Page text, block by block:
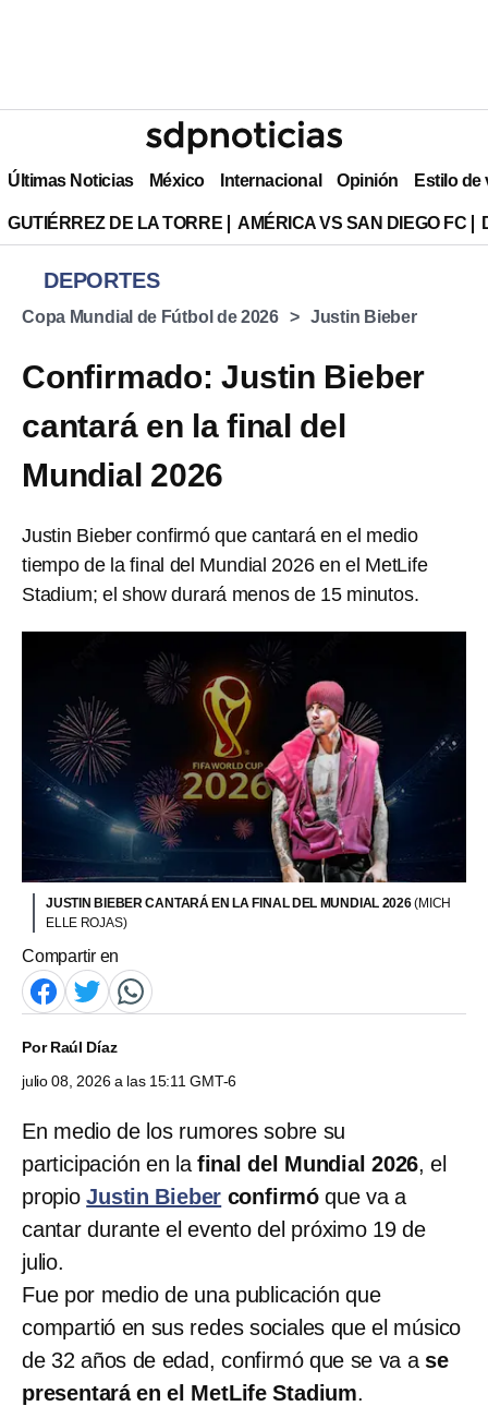
Últimas Noticias México Internacional Opinión Estilo de
GUTIÉRREZ DE LA TORRE AMÉRICA VS SAN DIEGO FC
DEPORTES
Copa Mundial de Fútbol de 2026 Justin Bieber
Confirmado: Justin Bieber
cantará en la final del
Mundial 2026
Justin Bieber confirmó que cantará en el medio
tiempo de la final del Mundial 2026 en el MetLife
Stadium; el show durará menos de 15 minutos.
JUSTIN BIEBER CANTARÁ EN LA FINAL DEL MUNDIAL 2026(MICH
ELLE ROJAS)
Compartir en
PorRaúl Díaz
julio 08, 2026 a las 15:11 GMT-6
En medio de los rumores sobre su
participación en la final del Mundial 2026, el
propioJustin Bieber confirmó que va a
cantar durante el evento del próximo 19 de
julio.
Fue por medio de una publicación que
compartió en sus redes sociales que el músico
de 32 años de edad, confirmó que se va a se
presentará en el MetLife Stadium.